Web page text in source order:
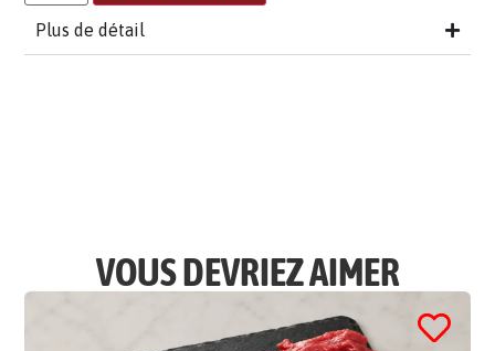
Plus de détail
VOUS DEVRIEZ AIMER